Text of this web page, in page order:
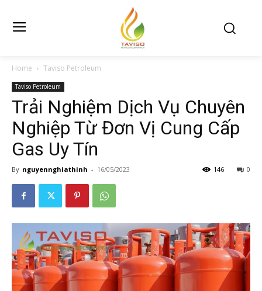
Home Taviso Petroleum
Taviso Petroleum
Trải Nghiệm Dịch Vụ Chuyên
Nghiệp Từ Đơn Vị Cung Cấp
Gas Uy Tín
By nguyennghiathinh - 16/05/2023 0
146